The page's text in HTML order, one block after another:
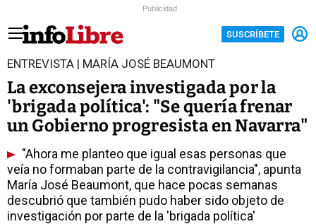
Publicidad
SUSCRÍBETE
ENTREVISTA | MARÍA JOSÉ BEAUMONT
La exconsejera investigada por la
'brigada política': "Se quería frenar
un Gobierno progresista en Navarra"
"Ahora me planteo que igual esas personas que
veía no formaban parte de la contravigilancia", apunta
María José Beaumont, que hace pocas semanas
descubrió que también pudo haber sido objeto de
investigación por parte de la 'brigada política'